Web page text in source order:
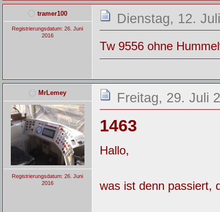
tramer100
Registrierungsdatum: 26. Juni
2016
Dienstag, 12.
Tw 9556 ohne
MrLemey
Registrierungsdatum: 26. Juni
2016
Freitag, 29. Juli
1463
Hallo,
was ist denn passiert,